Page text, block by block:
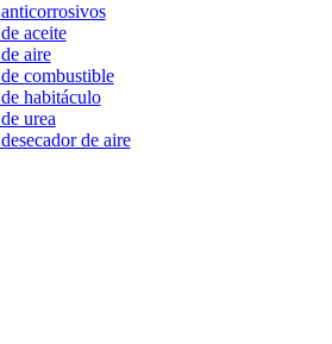
aceite
aire
combustible
habitáculo
urea
de aire